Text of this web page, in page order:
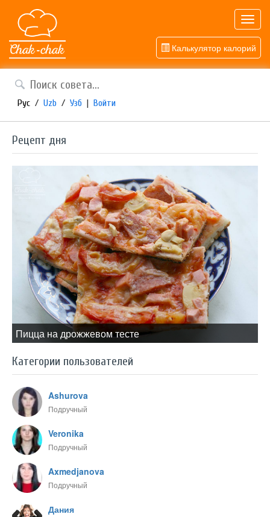
Калькулятор калорий
Рус / Uzb / Узб | Войти
Рецепт дня
Пицца на дрожжевом тесте
Категории пользователей
Ashurova
Подручный
Veronika
Подручный
Axmedjanova
Подручный
Дания